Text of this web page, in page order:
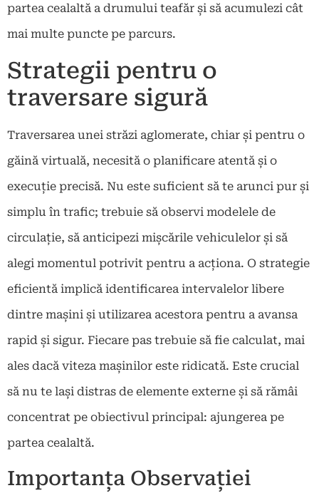
partea cealaltă a drumului teafăr și să acumulezi cât
mai multe puncte pe parcurs.
Strategii pentru o
traversare sigură
Traversarea unei străzi aglomerate, chiar și pentru o
găină virtuală, necesită o planificare atentă și o
execuție precisă. Nu este suficient să te arunci pur și
simplu în trafic; trebuie să observi modelele de
circulație, să anticipezi mișcările vehiculelor și să
alegi momentul potrivit pentru a acționa. O strategie
eficientă implică identificarea intervalelor libere
dintre mașini și utilizarea acestora pentru a avansa
rapid și sigur. Fiecare pas trebuie să fie calculat, mai
ales dacă viteza mașinilor este ridicată. Este crucial
să nu te lași distras de elemente externe și să rămâi
concentrat pe obiectivul principal: ajungerea pe
partea cealaltă.
Importanța Observației